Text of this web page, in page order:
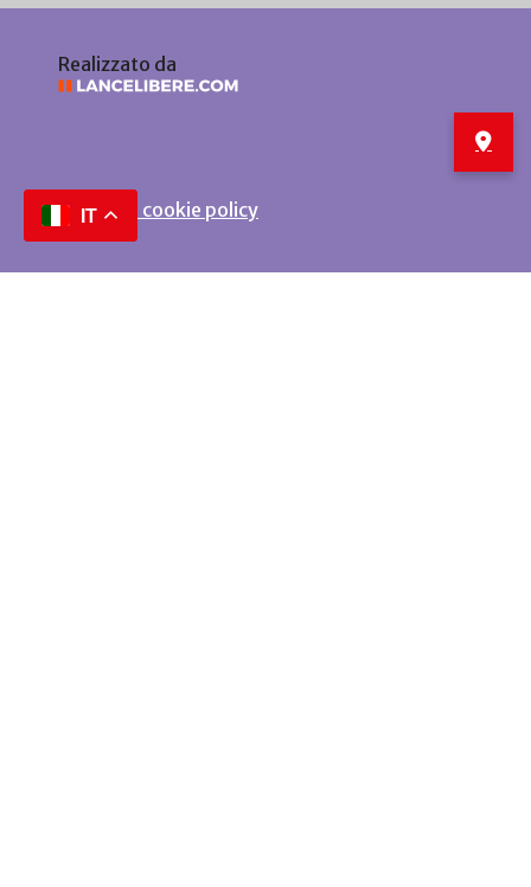
Realizzato da
Privacy e cookie policy
IT